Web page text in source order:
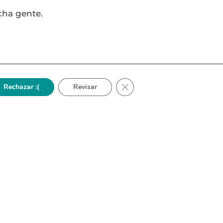
gente.
tener la experiencia
Rechazar :( Revisar Cerrar el banner de cookies